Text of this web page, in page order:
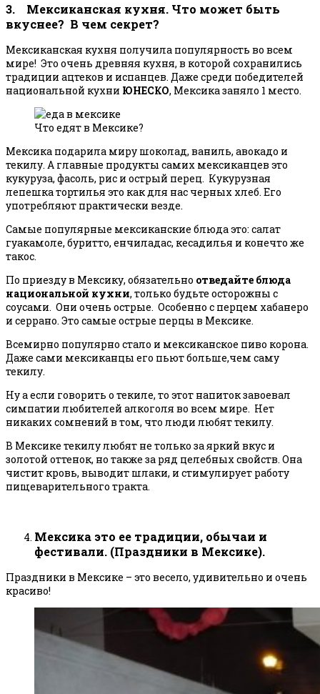
3. Мексиканская кухня. Что может быть
вкуснее? В чем секрет?
Мексиканская кухня получила популярность во всем
мире! Это очень древняя кухня, в которой сохранились
традиции ацтеков и испанцев. Даже среди победителей
национальной кухни ЮНЕСКО, Мексика заняло 1 место.
Что едят в Мексике?
Мексика подарила миру шоколад, ваниль, авокадо и
текилу. А главные продукты самих мексиканцев это
кукуруза, фасоль, рис и острый перец. Кукурузная
лепешка тортилья это как для нас черных хлеб. Его
употребляют практически везде.
Самые популярные мексиканские блюда это: салат
гуакамоле, буритто, енчиладас, кесадилья и конечто же
такос.
По приезду в Мексику, обязательно отведайте блюда
национальной кухни, только будьте осторожны с
соусами. Они очень острые. Особенно с перцем хабанеро
и серрано. Это самые острые перцы в Мексике.
Всемирно популярно стало и мексиканское пиво корона.
Даже сами мексиканцы его пьют больше,чем саму
текилу.
Ну а если говорить о текиле, то этот напиток завоевал
симпатии любителей алкоголя во всем мире. Нет
никаких сомнений в том, что люди любят текилу.
В Мексике текилу любят не только за яркий вкус и
золотой оттенок, но также за ряд целебных свойств. Она
чистит кровь, выводит шлаки, и стимулирует работу
пищеварительного тракта.
Мексика это ее традиции, обычаи и
фестивали. (Праздники в Мексике).
Праздники в Мексике – это весело, удивительно и очень
красиво!